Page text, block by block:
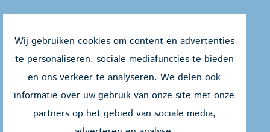
Jules Peurquaetstraat 27
8400 Oostende
Wij gebruiken cookies om content en advertenties
te personaliseren, sociale mediafuncties te bieden
en ons verkeer te analyseren. We delen ook
informatie over uw gebruik van onze site met onze
partners op het gebied van sociale media,